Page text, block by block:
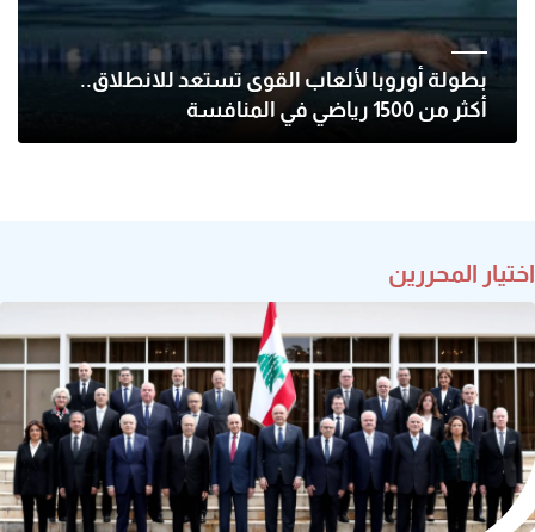
بطولة أوروبا لألعاب القوى تستعد للانطلاق..
أكثر من 1500 رياضي في المنافسة
اختيار المحررين